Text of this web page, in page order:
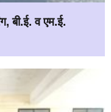
बी.ई. व एम.ई.